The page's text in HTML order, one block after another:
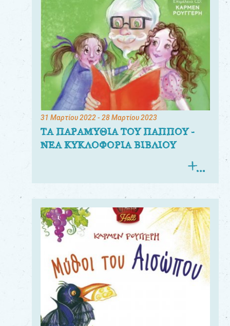
31 Μαρτίου 2022- 28 Μαρτίου 2023
ΤΑ ΠΑΡΑΜΥΘΙΑ ΤΟΥ ΠΑΠΠΟΥ -
ΝΕΑ ΚΥΚΛΟΦΟΡΙΑ ΒΙΒΛΙΟΥ